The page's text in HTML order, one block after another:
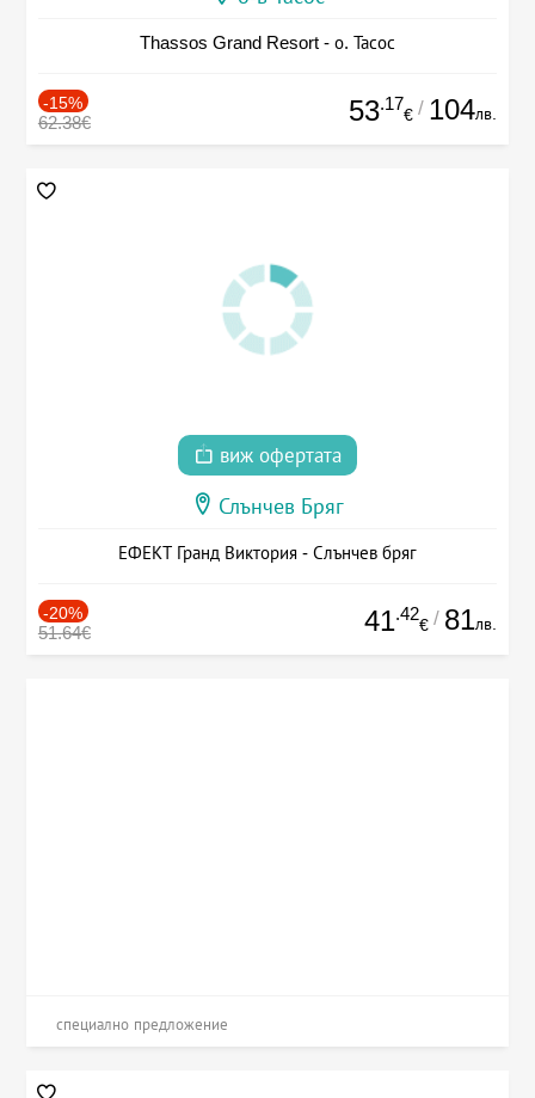
Thassos Grand Resort - о. Тасос
-15%
62.38€ 53.17
€ / 104лв.
виж офертата
Слънчев Бряг
ЕФЕКТ Гранд Виктория - Слънчев бряг
-20%
51.64€ 41.42
€ / 81лв.
специално предложение